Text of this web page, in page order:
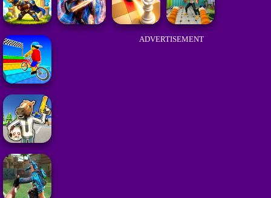
ADVERTISEMENT